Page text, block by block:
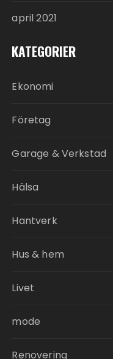
april 2021
KATEGORIER
Ekonomi
Företag
Garage & Verkstad
Hälsa
Hantverk
Hus & hem
Livet
mode
Renovering